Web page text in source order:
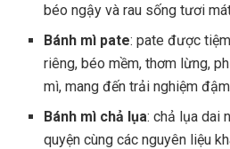
béo ngậy và rau sống tươi
Bánh mì pate: pate được
riêng, béo mềm, thơm lừng,
mì, mang đến trải nghiệm
Bánh mì chả lụa: chả lụa dai
quyện cùng các nguyên liệu